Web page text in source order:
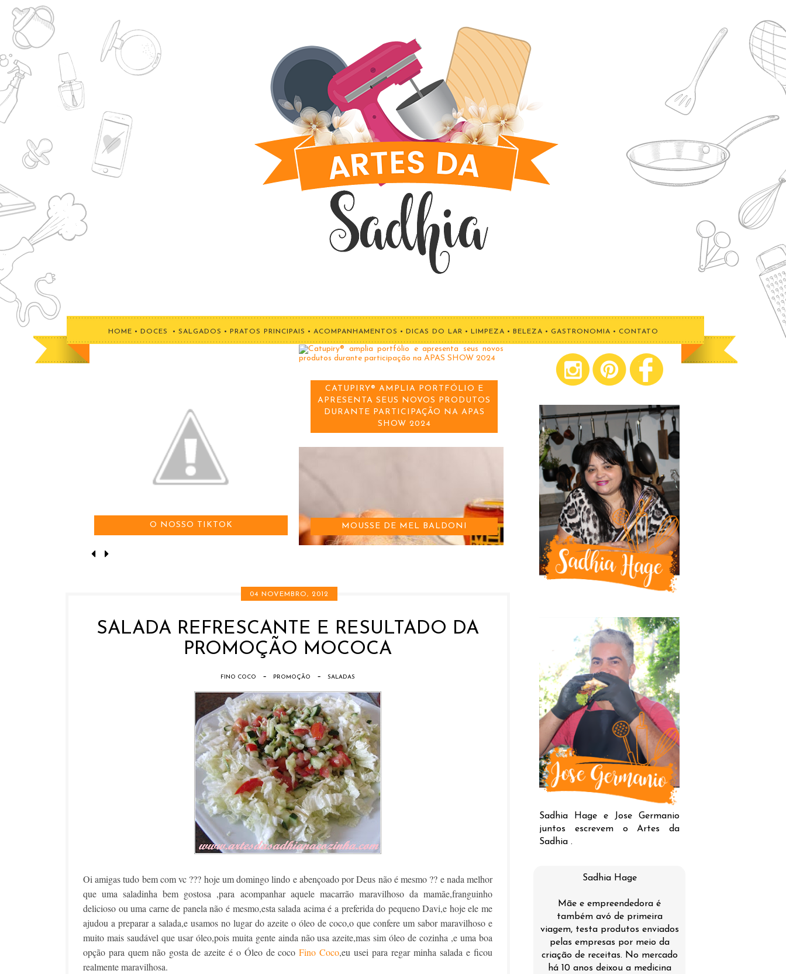
HOME • DOCES • SALGADOS • PRATOS PRINCIPAIS • ACOMPANHAMENTOS • DICAS DO LAR • LIMPEZA • BELEZA • GASTRONOMIA • CONTATO
O NOSSO TIKTOK
CATUPIRY® AMPLIA PORTFÓLIO E
APRESENTA SEUS NOVOS PRODUTOS
DURANTE PARTICIPAÇÃO NA APAS
SHOW 2024
MOUSSE DE MEL BALDONI
04 NOVEMBRO, 2012
SALADA REFRESCANTE E RESULTADO DA
PROMOÇÃO MOCOCA
FINO COCO - PROMOÇÃO - SALADAS
Oi amigas tudo bem com vc ??? hoje um domingo lindo e abençoado por Deus não é mesmo ?? e nada melhor
que uma saladinha bem gostosa ,para acompanhar aquele macarrão maravilhoso da mamãe,franguinho
delicioso ou uma carne de panela não é mesmo,esta salada acima é a preferida do pequeno Davi,e hoje ele me
ajudou a preparar a salada,e usamos no lugar do azeite o óleo de coco,o que confere um sabor maravilhoso e
muito mais saudável que usar óleo,pois muita gente ainda não usa azeite,mas sim óleo de cozinha ,e uma boa
opção para quem não gosta de azeite é o Óleo de cocoFino Coco,eu usei para regar minha salada e ficou
realmente maravilhosa.
Sadhia Hage e Jose Germanio
juntos escrevem o Artes da
Sadhia .
Sadhia Hage
Mãe e empreendedora é
também avó de primeira
viagem, testa produtos enviados
pelas empresas por meio da
criação de receitas. No mercado
há 10 anos deixou a medicina